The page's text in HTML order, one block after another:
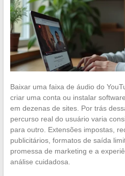
Baixar uma faixa de áudio do
criar uma conta ou instalar
em dezenas de sites. Por trás
percurso real do usuário varia
para outro. Extensões impostas,
publicitários, formatos de saída
promessa de marketing e a
análise cuidadosa.